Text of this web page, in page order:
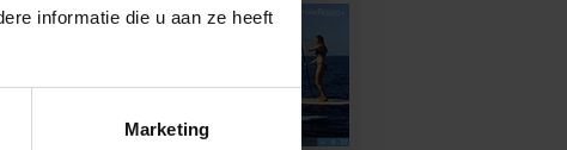
informatie die u aan ze heeft
Marketing